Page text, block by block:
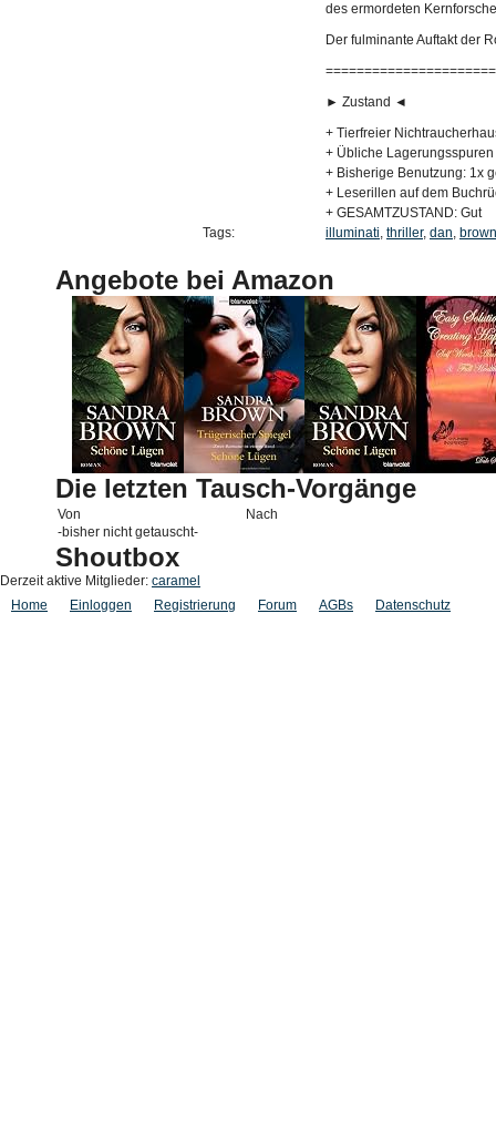
des ermordeten
Der fulminante Auftakt der
► Zustand ◄
+ Tierfreier
+ Übliche Lagerungsspuren
+ Bisherige Benutzung: 1x
+ Leserillen auf dem
+ GESAMTZUSTAND: Gut
Tags:
illuminati, thriller, dan, brown
Angebote bei Amazon
Die letzten Tausch-Vorgänge
Von
Nach
-bisher nicht getauscht-
Shoutbox
Derzeit aktive Mitglieder: caramel
Home
Einloggen Registrierung Forum AGBs Datenschutz